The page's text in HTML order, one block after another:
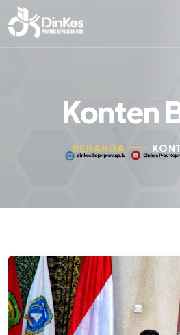
Konten
BERANDA